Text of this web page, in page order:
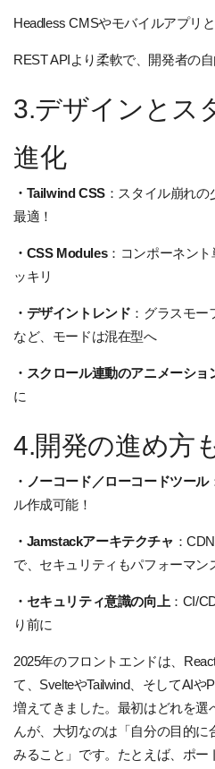
Headless CMSやモバイルアプリ
REST APIより柔軟で、開発者の自
3.デザインとス
進化
・Tailwind CSS：スタイル崩れの
最適！
・CSS Modules：コンポーネン
ッキリ
・デザイントレンド ：グラスモ
など、モードは混在型へ
・スクロール連動のアニメーショ
に
4.開発の進め方
・ノーコード／ローコードツール
ル作成可能！
・Jamstackアーキテクチャ ：
で、セキュリティもパフォーマ
・セキュリティ意識の向上：CI/
り前に
2025年のフロントエンドは、
て、SvelteやTailwind、そしてAI
増えてきました。最初はどれを
んが、大切なのは「自分の目的に
みること」です。たとえば、ポー